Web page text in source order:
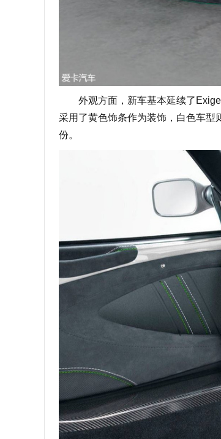
外观方面，新车基本延续了Exige
采用了黄色饰条作为装饰，白色车型
份。